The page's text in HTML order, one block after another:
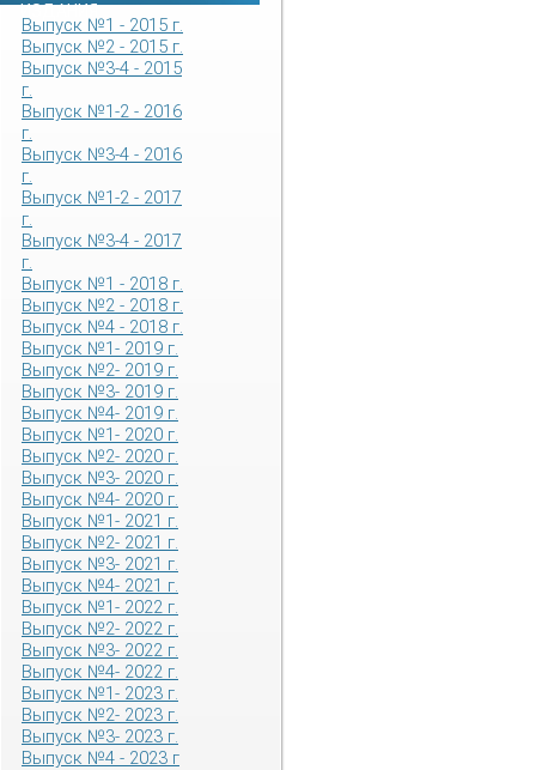
ИЗДАНИЯ
Выпуск №1 - 2015 г.
Выпуск №2 - 2015 г.
Выпуск №3-4 - 2015
г.
Выпуск №1-2 - 2016
г.
Выпуск №3-4 - 2016
г.
Выпуск №1-2 - 2017
г.
Выпуск №3-4 - 2017
г.
Выпуск №1 - 2018 г.
Выпуск №2 - 2018 г.
Выпуск №4 - 2018 г.
Выпуск №1- 2019 г.
Выпуск №2- 2019 г.
Выпуск №3- 2019 г.
Выпуск №4- 2019 г.
Выпуск №1- 2020 г.
Выпуск №2- 2020 г.
Выпуск №3- 2020 г.
Выпуск №4- 2020 г.
Выпуск №1- 2021 г.
Выпуск №2- 2021 г.
Выпуск №3- 2021 г.
Выпуск №4- 2021 г.
Выпуск №1- 2022 г.
Выпуск №2- 2022 г.
Выпуск №3- 2022 г.
Выпуск №4- 2022 г.
Выпуск №1- 2023 г.
Выпуск №2- 2023 г.
Выпуск №3- 2023 г.
Выпуск №4 - 2023 г